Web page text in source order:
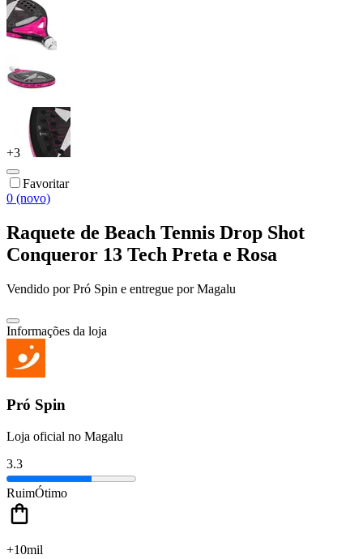
+3
Favoritar
0 (novo)
Raquete de Beach Tennis Drop Shot
Conqueror 13 Tech Preta e Rosa
Vendido porPró Spin e entregue por Magalu
Informações da loja
Pró Spin
Loja oficial no Magalu
3.3
RuimÓtimo
+10mil